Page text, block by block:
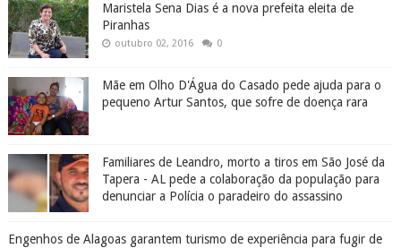
Maristela Sena Dias é a nova prefeita eleita de
Piranhas
outubro 02, 2016 0
Mãe em Olho D'Água do Casado pede ajuda para o
pequeno Artur Santos, que sofre de doença rara
Familiares de Leandro, morto a tiros em São José da
Tapera - AL pede a colaboração da população para
denunciar a Polícia o paradeiro do assassino
Engenhos de Alagoas garantem turismo de experiência para fugir de